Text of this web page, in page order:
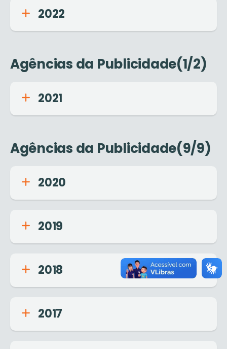
2022
Agências da Publicidade(1/2)
2021
Agências da Publicidade(9/9)
2020
2019
2018
2017